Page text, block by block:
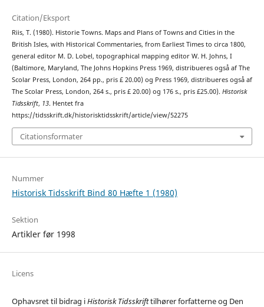
Citation/Eksport
Riis, T. (1980). Historie Towns. Maps and Plans of Towns and Cities in the
British Isles, with Historical Commentaries, from Earliest Times to circa 1800,
general editor M. D. Lobel, topographical mapping editor W. H. Johns, I
(Baltimore, Maryland, The Johns Hopkins Press 1969, distribueres også af The
Scolar Press, London, 264 pp., pris £ 20.00) og Press 1969, distribueres også af
The Scolar Press, London, 264 s., pris £ 20.00) og 176 s., pris £25.00). Historisk
Tidsskrift, 13. Hentet fra
https://tidsskrift.dk/historisktidsskrift/article/view/52275
Citationsformater
Nummer
Historisk Tidsskrift Bind 80 Hæfte 1 (1980)
Sektion
Artikler før 1998
Licens
Ophavsret til bidrag iHistorisk Tidsskrifttilhører forfatterne og Den